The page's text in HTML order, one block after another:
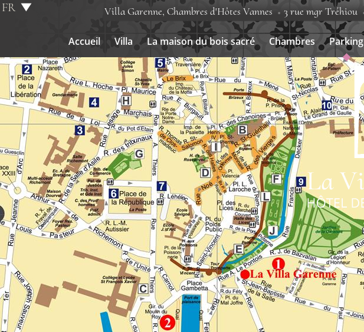
Accueil
Villa
La maison du bois sacré
Chambres
Parking
Tarifs
Bons cadeaux
Découvrir
FR
Villa Garenne, Chambres d'Hôtes Vannes 3 rue mgr Tréhiou
Accueil Villa La maison du bois sacré Chambres Parking